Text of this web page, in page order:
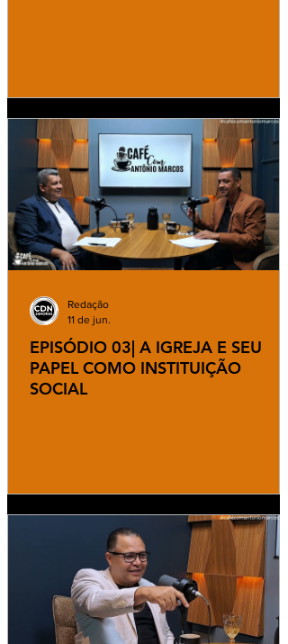
EPISÓDIO 03| A IGREJA E SEU
PAPEL COMO INSTITUIÇÃO
SOCIAL
Redação
11 de jun.